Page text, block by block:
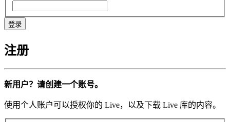
注册
新用户？请创建一个账号。
使用个人账户可以授权你的 Live，以及下载 Live 库的内容。